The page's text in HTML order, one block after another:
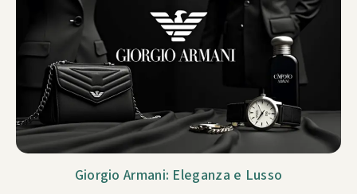
Giorgio Armani: Eleganza e Lusso